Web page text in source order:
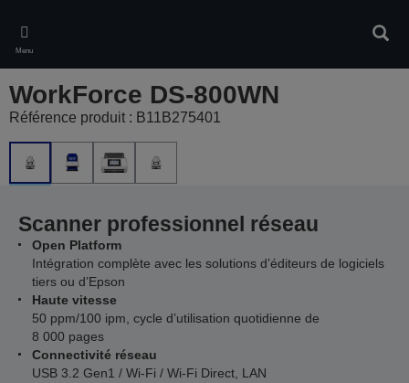
main
content
Menu
WorkForce DS-800WN
Référence produit : B11B275401
Scanner professionnel réseau
Open Platform
Intégration complète avec les solutions d’éditeurs de logiciels
tiers ou d’Epson
Haute vitesse
50 ppm/100 ipm, cycle d’utilisation quotidienne de
8 000 pages
Connectivité réseau
USB 3.2 Gen1 / Wi-Fi / Wi-Fi Direct, LAN